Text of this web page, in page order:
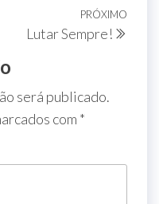
PRÓXIMO
Lutar Sempre!
será publicado.
com *